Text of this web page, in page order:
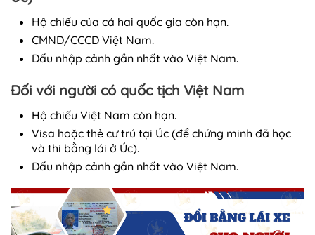
Hộ chiếu của cả hai quốc gia còn hạn.
CMND/CCCD Việt Nam.
Dấu nhập cảnh gần nhất vào Việt Nam.
Đối với người có quốc tịch Việt Nam
Hộ chiếu Việt Nam còn hạn.
Visa hoặc thẻ cư trú tại Úc (để chứng minh đã học
và thi bằng lái ở Úc).
Dấu nhập cảnh gần nhất vào Việt Nam.